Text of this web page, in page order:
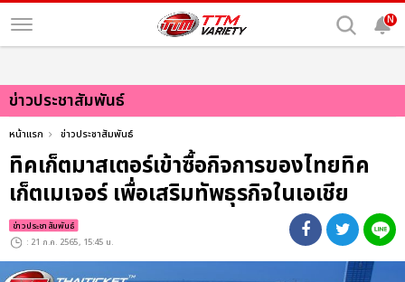
N
ข่าวประชาสัมพันธ์
หน้าแรก ข่าวประชาสัมพันธ์
ทิคเก็ตมาสเตอร์เข้าซื้อกิจการของไทยทิค
เก็ตเมเจอร์ เพื่อเสริมทัพธุรกิจในเอเชีย
ข่าวประชาสัมพันธ์
: 21 ก.ค. 2565, 15:45 น.